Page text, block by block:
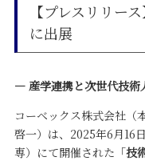
【プレスリリー
に出展
― 産学連携と次世代技
コーベックス株式会社（
啓一）は、2025年6月16
専）にて開催された「技